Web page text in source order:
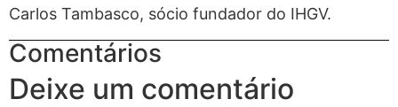
Carlos Tambasco, sócio fundador do IHGV.
Comentários
Deixe um comentário